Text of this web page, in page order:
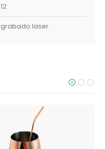
12
grabado laser